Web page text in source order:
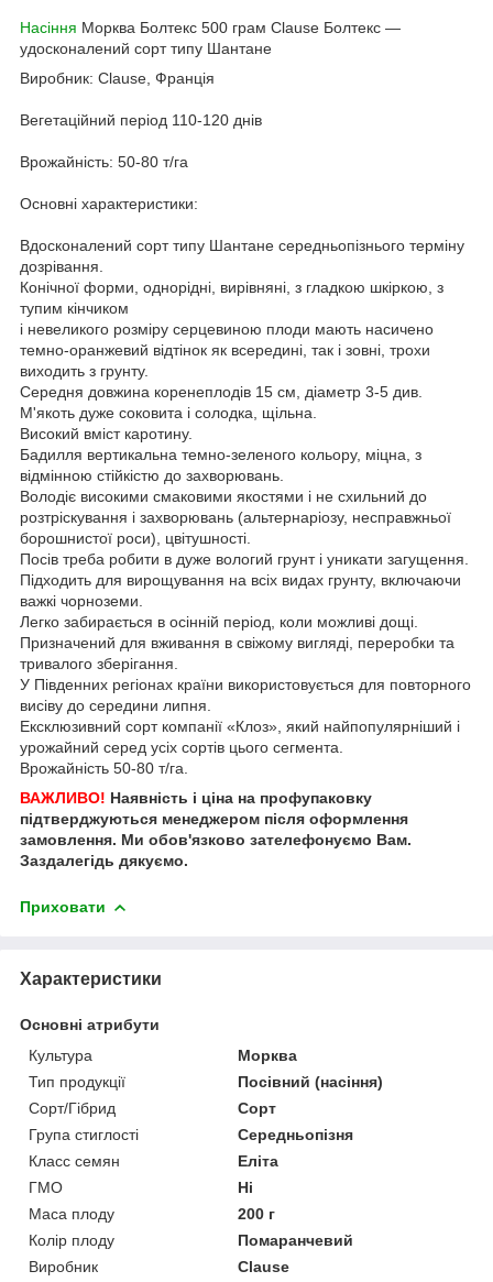
Насіння Морква Болтекс 500 грам Clause Болтекс ―
удосконалений сорт типу Шантане
Виробник: Clause, Франція
Вегетаційний період 110-120 днів
Врожайність: 50-80 т/га
Основні характеристики:
Вдосконалений сорт типу Шантане середньопізнього терміну
дозрівання.
Конічної форми, однорідні, вирівняні, з гладкою шкіркою, з
тупим кінчиком
і невеликого розміру серцевиною плоди мають насичено
темно-оранжевий відтінок як всередині, так і зовні, трохи
виходить з грунту.
Середня довжина коренеплодів 15 см, діаметр 3-5 див.
М'якоть дуже соковита і солодка, щільна.
Високий вміст каротину.
Бадилля вертикальна темно-зеленого кольору, міцна, з
відмінною стійкістю до захворювань.
Володіє високими смаковими якостями і не схильний до
розтріскування і захворювань (альтернаріозу, несправжньої
борошнистої роси), цвітушності.
Посів треба робити в дуже вологий грунт і уникати загущення.
Підходить для вирощування на всіх видах грунту, включаючи
важкі чорноземи.
Легко забирається в осінній період, коли можливі дощі.
Призначений для вживання в свіжому вигляді, переробки та
тривалого зберігання.
У Південних регіонах країни використовується для повторного
висіву до середини липня.
Ексклюзивний сорт компанії «Клоз», який найпопулярніший і
урожайний серед усіх сортів цього сегмента.
Врожайність 50-80 т/га.
ВАЖЛИВО! Наявність і ціна на профупаковку
підтверджуються менеджером після оформлення
замовлення. Ми обов'язково зателефонуємо Вам.
Заздалегідь дякуємо.
Приховати
Характеристики
Основні атрибути
Культура
Морква
Тип продукції
Посівний (насіння)
Сорт/Гібрид
Сорт
Група стиглості
Середньопізня
Класс семян
Еліта
ГМО
Ні
Маса плоду
200 г
Колір плоду
Помаранчевий
Виробник
Clause